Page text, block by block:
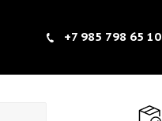
+7 985 798 65 10